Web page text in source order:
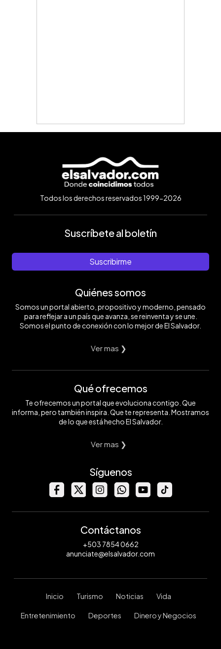
Todos los derechos reservados 1999-2026
Suscríbete al boletín
Suscribirme
Quiénes somos
Somos un portal abierto, propositivo y moderno, pensado
para reflejar a un país que avanza, se reinventa y se une.
Somos el punto de conexión con lo mejor de El Salvador.
Ver mas ❯
Qué ofrecemos
Te ofrecemos un portal que evoluciona contigo. Que
informa, pero también inspira. Que te representa. Mostramos
de lo que está hecho El Salvador.
Ver mas ❯
Síguenos
Contáctanos
+503 7854 0662
anunciate@elsalvador.com
Inicio Turismo Noticias Vida
Entretenimiento Deportes Dinero y Negocios